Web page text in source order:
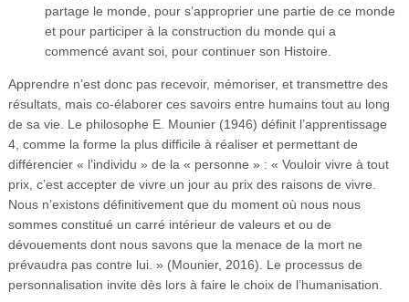
partage le monde, pour s’approprier une partie de ce monde
et pour participer à la construction du monde qui a
commencé avant soi, pour continuer son Histoire.
Apprendre n’est donc pas recevoir, mémoriser, et transmettre des
résultats, mais co-élaborer ces savoirs entre humains tout au long
de sa vie. Le philosophe E. Mounier (1946) définit l’apprentissage
4, comme la forme la plus difficile à réaliser et permettant de
différencier « l’individu » de la « personne » : « Vouloir vivre à tout
prix, c’est accepter de vivre un jour au prix des raisons de vivre.
Nous n’existons définitivement que du moment où nous nous
sommes constitué un carré intérieur de valeurs et ou de
dévouements dont nous savons que la menace de la mort ne
prévaudra pas contre lui. » (Mounier, 2016). Le processus de
personnalisation invite dès lors à faire le choix de l’humanisation.